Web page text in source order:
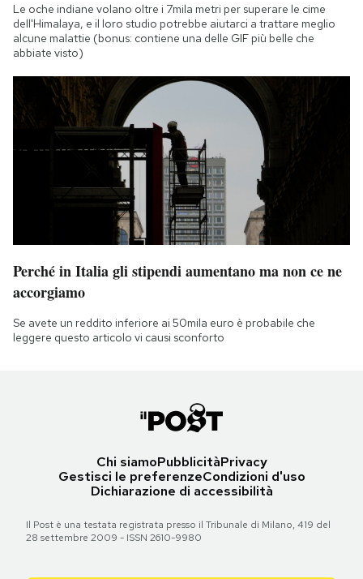
Le oche indiane volano oltre i 7mila metri per superare le cime
dell'Himalaya, e il loro studio potrebbe aiutarci a trattare meglio
alcune malattie (bonus: contiene una delle GIF più belle che
abbiate visto)
Perché in Italia gli stipendi aumentano ma non ce ne
accorgiamo
Se avete un reddito inferiore ai 50mila euro è probabile che
leggere questo articolo vi causi sconforto
Chi siamoPubblicitàPrivacy
Gestisci le preferenzeCondizioni d'uso
Dichiarazione di accessibilità
Il Post è una testata registrata presso il Tribunale di Milano, 419 del
28 settembre 2009 - ISSN 2610-9980